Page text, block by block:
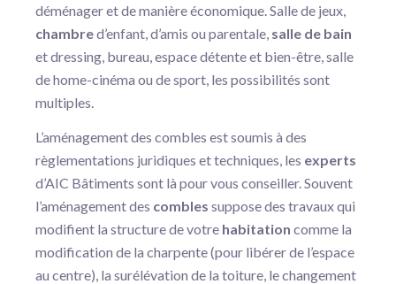
déménager et de manière économique. Salle de jeux,
chambred’enfant, d’amis ou parentale, salle de bain
et dressing, bureau, espace détente et bien-être, salle
de home-cinéma ou de sport, les possibilités sont
multiples.
L’aménagement des combles est soumis à des
règlementations juridiques et techniques, les experts
d’AIC Bâtiments sont là pour vous conseiller. Souvent
l’aménagement des combles suppose des travaux qui
modifient la structure de votre habitation comme la
modification de la charpente (pour libérer de l’espace
au centre), la surélévation de la toiture, le changement